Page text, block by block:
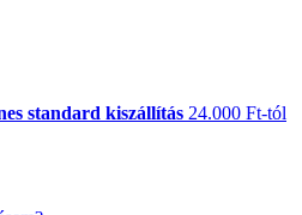
standard kiszállítás 24.000 Ft-tól